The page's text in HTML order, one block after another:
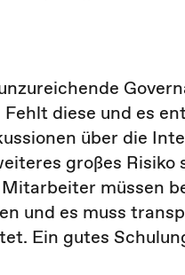
diese und es
über die
großes
müssen
und es muss
Ein gutes